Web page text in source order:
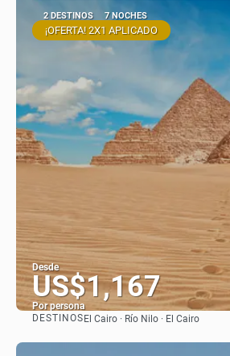
2 DESTINOS 7 NOCHES
¡OFERTA! 2X1 APLICADO
Desde
US$1,167
Por persona
DESTINOSEl Cairo · Río Nilo · El Cairo